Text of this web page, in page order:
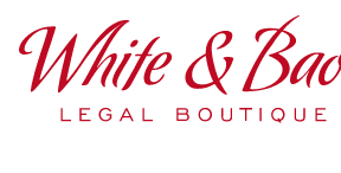
Main Navigation